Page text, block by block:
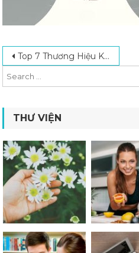
Post navigation
Top 7 Thương Hiệu Khóa Cửa Điện Tử Chất Lượng, Giá Tốt Nhất Hiện Nay
THƯ VIỆN